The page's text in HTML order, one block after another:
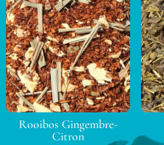
Rooibos Gingembre-
Citron